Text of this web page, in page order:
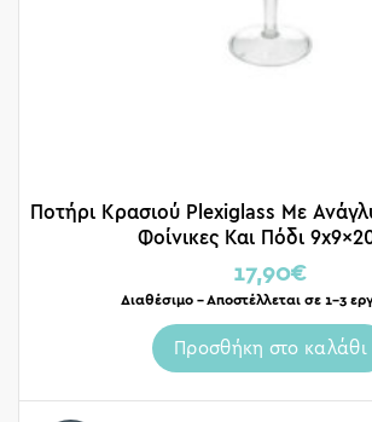
Ποτήρι Κρασιού Plexiglass Με
Φοίνικες Και Πόδι
17,90€
Διαθέσιμο – Αποστέλλεται σε 1-3
Προσθήκη στο καλάθι